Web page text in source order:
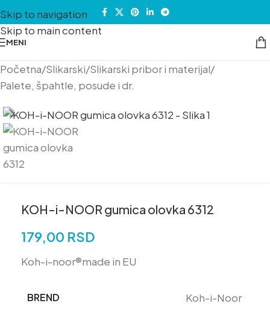
Skip to navigation
Skip to main content
MENI
Početna/Slikarski/Slikarski pribor i materijal/
Palete, špahtle, posude i dr.
KOH-i-NOOR gumica olovka 6312
179,00 RSD
Koh-i-noor®made in EU
BREND Koh-i-Noor